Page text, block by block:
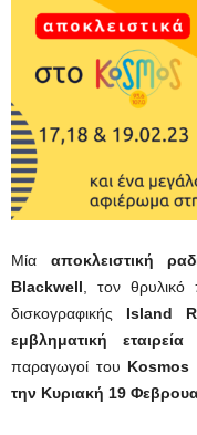
Μία αποκλειστική
Blackwell , τον θρυλικό
δισκογραφικής Island
εμβληματική εταιρεία
παραγωγοί του Kosmos
την Κυριακή 19